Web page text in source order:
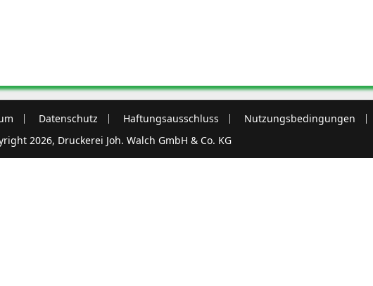
Datenschutz Haftungsausschluss Nutzungsbedingungen
2026, Druckerei Joh. Walch GmbH & Co. KG